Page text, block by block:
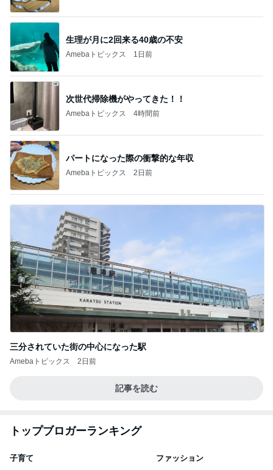
生理が月に2回来る40歳の不安
Amebaトピックス 1日前
次世代掃除機がやってきた！！
Amebaトピックス 4時間前
パートになった際の衝撃的な年収
Amebaトピックス 2日前
三分されていた街の中心になった駅
Amebaトピックス 2日前
記事を読む
トップブロガーランキング
子育て ファッション